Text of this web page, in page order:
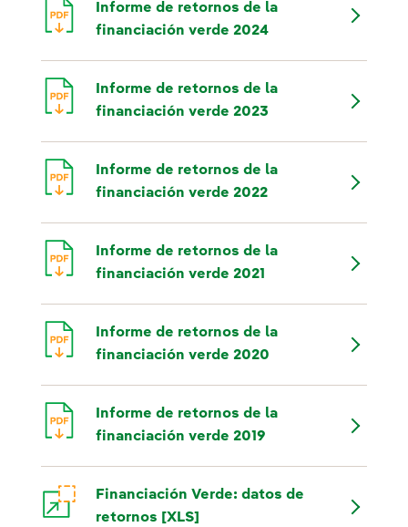
Informe de retornos de la
financiación verde 2024
Informe de retornos de la
financiación verde 2023
Informe de retornos de la
financiación verde 2022
Informe de retornos de la
financiación verde 2021
Informe de retornos de la
financiación verde 2020
Informe de retornos de la
financiación verde 2019
Financiación Verde: datos de
retornos [XLS]